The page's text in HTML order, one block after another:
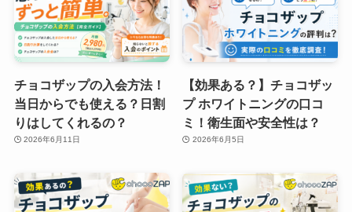
チョコザップの入会方法！
当日からでも使える？日割
りはしてくれるの？
2026年6月11日
【効果ある？】チョコザッ
プ ホワイトニングの口コ
ミ！衛生面や安全性は？
2026年6月5日